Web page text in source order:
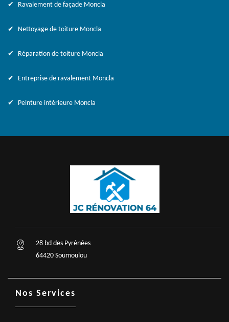
Ravalement de façade Moncla
Nettoyage de toiture Moncla
Réparation de toiture Moncla
Entreprise de ravalement Moncla
Peinture intérieure Moncla
28 bd des Pyrénées
64420 Soumoulou
Nos Services